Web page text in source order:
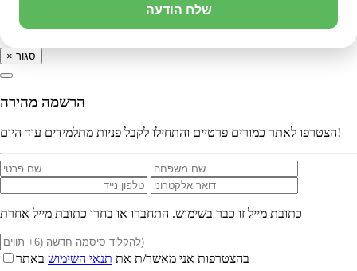
שלח הודעה
× סגור
הרשמה מהירה
הצטרפו לאתר כמורים פרטיים והתחילו לקבל פניות מתלמידים עוד היום!
כתובת מייל זו כבר בשימוש. התחברו או בחרו כתובת מייל אחרת
בהצטרפות אני מאשר/ת את תנאי השימוש באתר